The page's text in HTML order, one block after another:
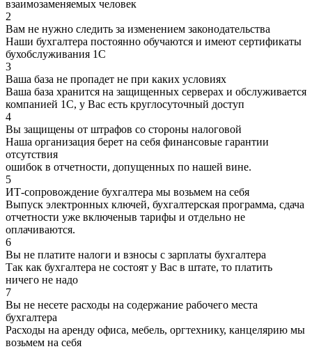
взаимозаменяемых человек
2
Вам не нужно следить за изменением законодательства
Наши бухгалтера постоянно обучаются и имеют сертификаты
бухобслуживания 1С
3
Ваша база не пропадет не при каких условиях
Ваша база хранится на защищенных серверах и обслуживается
компанией 1С, у Вас есть круглосуточный доступ
4
Вы защищены от штрафов со стороны налоговой
Наша организация берет на себя финансовые гарантии
отсутствия
ошибок в отчетности, допущенных по нашей вине.
5
ИТ-сопровождение бухгалтера мы возьмем на себя
Выпуск электронных ключей, бухгалтерская программа, сдача
отчетности уже включеныв тарифы и отдельно не
оплачиваются.
6
Вы не платите налоги и взносы с зарплаты бухгалтера
Так как бухгалтера не состоят у Вас в штате, то платить
ничего не надо
7
Вы не несете расходы на содержание рабочего места
бухгалтера
Расходы на аренду офиса, мебель, оргтехнику, канцелярию мы
возьмем на себя